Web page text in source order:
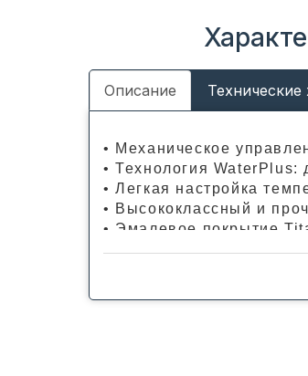
Описание Технические
• Механическое
• Технология
• Легкая настройка
• Высококлассный и
• Эмалевое покрытие